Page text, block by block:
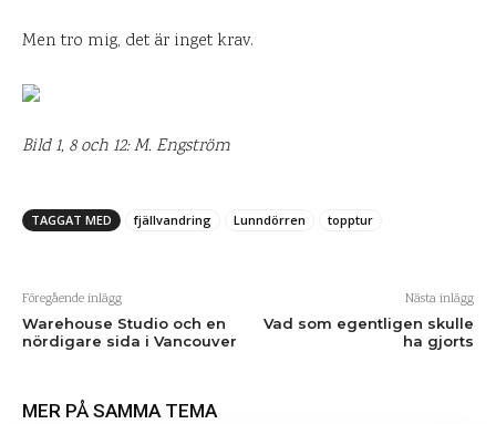
Men tro mig, det är inget krav.
Bild 1, 8 och 12: M. Engström
TAGGAT MED fjällvandring Lunndörren topptur
Föregående inlägg
Warehouse Studio och en
nördigare sida i Vancouver
Nästa inlägg
Vad som egentligen skulle
ha gjorts
MER PÅ SAMMA TEMA